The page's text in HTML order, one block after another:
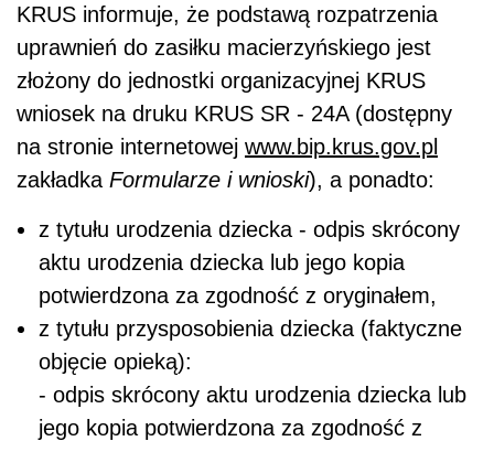
KRUS informuje, że podstawą rozpatrzenia
uprawnień do zasiłku macierzyńskiego jest
złożony do jednostki organizacyjnej KRUS
wniosek na druku KRUS SR - 24A (dostępny
na stronie internetowej www.bip.krus.gov.pl
zakładka Formularze i wnioski), a ponadto:
z tytułu urodzenia dziecka - odpis skrócony
aktu urodzenia dziecka lub jego kopia
potwierdzona za zgodność z oryginałem,
z tytułu przysposobienia dziecka (faktyczne
objęcie opieką):
- odpis skrócony aktu urodzenia dziecka lub
jego kopia potwierdzona za zgodność z